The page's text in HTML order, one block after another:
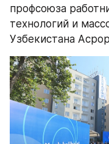
профсоюза
технологий и
Узбекистана